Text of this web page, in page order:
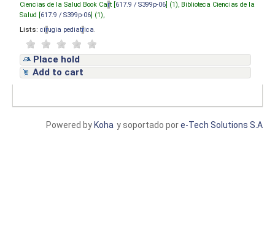
Ciencias de la Salud Book Cart [ 617.9 / S399p-06 ] (1), Biblioteca Ciencias de la
Salud [ 617.9 / S399p-06 ] (1),
Lists: cirugia pediatrica
Place hold
Add to cart
y soportado pore-Tech Solutions S.A
Powered by Koha